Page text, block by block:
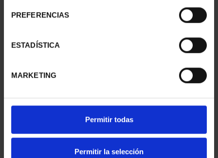
PREFERENCIAS
ESTADÍSTICA
MARKETING
Permitir todas
Permitir la selección
MINT MUSEUM'S JEWELS
€140.00